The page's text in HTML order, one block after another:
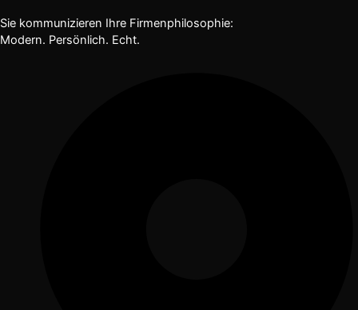
Sie kommunizieren Ihre Firmenphilosophie:
Modern. Persönlich. Echt.